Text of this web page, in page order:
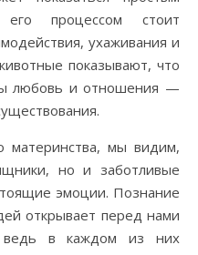
процессом стоит
ухаживания и
показывают, что
любовь и отношения —
материнства, мы видим,
но и заботливые
эмоции. Познание
открывает перед нами
ведь в каждом из них